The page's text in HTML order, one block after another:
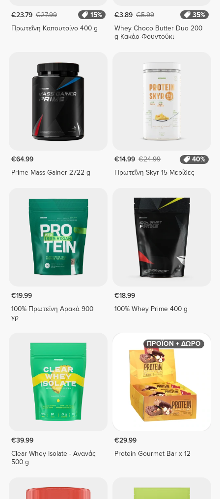
€23.79 €27.99
15%
Πρωτεΐνη Καπουτσίνο 400 g
€3.89 €5.99
35%
Whey Choco Butter Duo 200
g Κακάο-Φουντούκι
€64.99
Prime Mass Gainer 2722 g
€14.99 €24.99
40%
Πρωτεΐνη Skyr 15 Μερίδες
€19.99
100% Πρωτεΐνη Αρακά 900
γρ
€18.99
100% Whey Prime 400 g
€39.99
Clear Whey Isolate - Ανανάς
500 g
ΠΡΟΪΟΝ + ΔΩΡΟ
€29.99
Protein Gourmet Bar x 12